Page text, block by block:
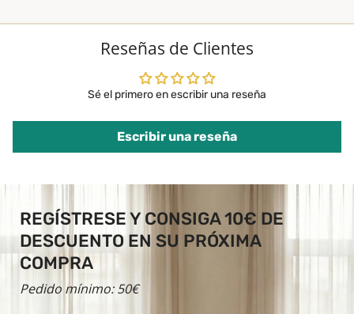
Reseñas de Clientes
Sé el primero en escribir una reseña
Escribir una reseña
REGÍSTRESE Y CONSIGA 10€ DE
DESCUENTO EN SU PRÓXIMA
COMPRA
Pedido mínimo: 50€